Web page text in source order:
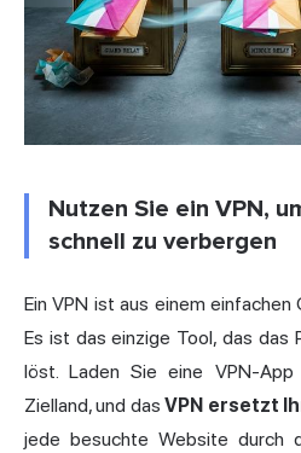
Nutzen Sie ein VPN,
schnell zu verbergen
Ein VPN ist aus einem einfachen
Es ist das einzige Tool, das das
löst. Laden Sie eine VPN-
Zielland, und dasVPN ersetzt
jede besuchte Website durch